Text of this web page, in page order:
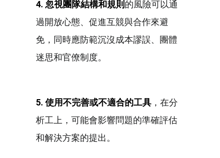
4. 忽視團隊結構和規則 的風險可以通
過開放心態、促進互競與合作來避
免，同時應防範沉沒成本謬誤、團體
迷思和官僚制度。
5. 使用不完善或不適合的工具，在分
析工上，可能會影響問題的準確評估
和解決方案的提出。